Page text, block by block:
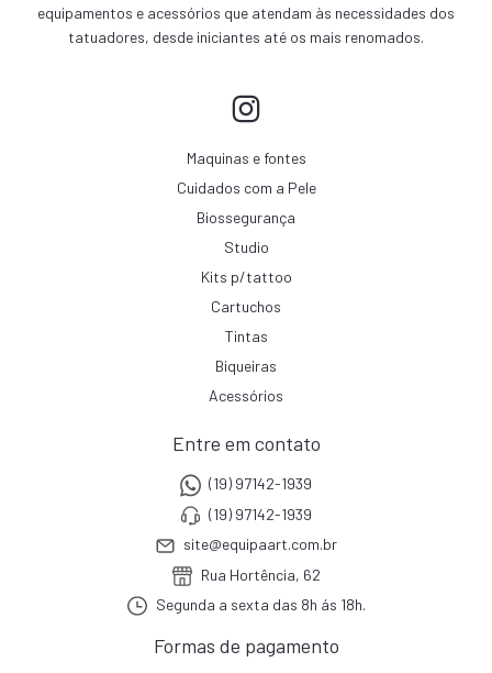
equipamentos e acessórios que atendam às necessidades dos
tatuadores, desde iniciantes até os mais renomados.
Maquinas e fontes
Cuidados com a Pele
Biossegurança
Studio
Kits p/tattoo
Cartuchos
Tintas
Biqueiras
Acessórios
Entre em contato
(19) 97142-1939
(19) 97142-1939
site@equipaart.com.br
Rua Hortência, 62
Segunda a sexta das 8h ás 18h.
Formas de pagamento